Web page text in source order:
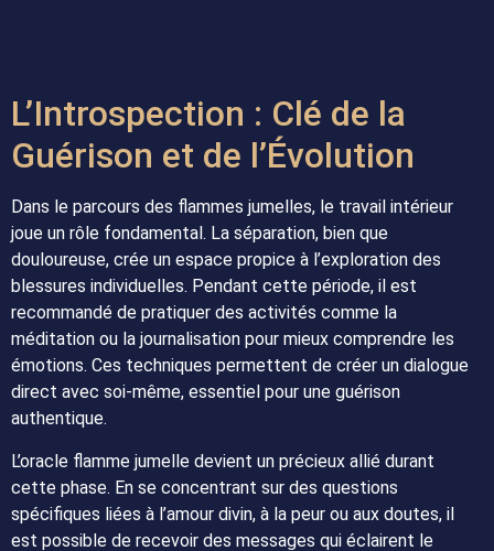
L’Introspection : Clé de la
Guérison et de l’Évolution
Dans le parcours des flammes jumelles, le travail intérieur
joue un rôle fondamental. La séparation, bien que
douloureuse, crée un espace propice à l’exploration des
blessures individuelles. Pendant cette période, il est
recommandé de pratiquer des activités comme la
méditation ou la journalisation pour mieux comprendre les
émotions. Ces techniques permettent de créer un dialogue
direct avec soi-même, essentiel pour une guérison
authentique.
L’oracle flamme jumelle devient un précieux allié durant
cette phase. En se concentrant sur des questions
spécifiques liées à l’amour divin, à la peur ou aux doutes, il
est possible de recevoir des messages qui éclairent le